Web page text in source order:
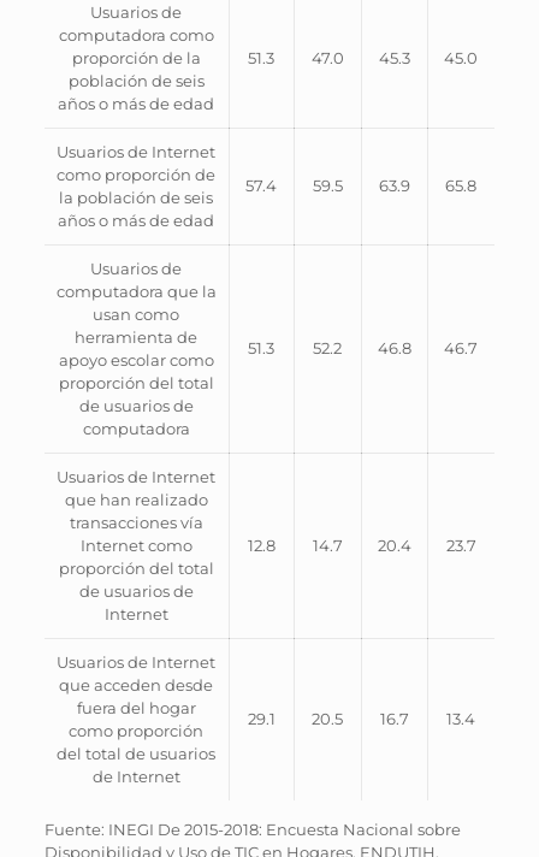
Usuarios de
computadora como
proporción de la
población de seis
años o más de edad
51.3 47.0 45.3 45.0
Usuarios de Internet
como proporción de
la población de seis
años o más de edad
57.4 59.5 63.9 65.8
Usuarios de
computadora que la
usan como
herramienta de
apoyo escolar como
proporción del total
de usuarios de
computadora
51.3 52.2 46.8 46.7
Usuarios de Internet
que han realizado
transacciones vía
Internet como
proporción del total
de usuarios de
Internet
12.8 14.7 20.4 23.7
Usuarios de Internet
que acceden desde
fuera del hogar
como proporción
del total de usuarios
de Internet
29.1 20.5 16.7 13.4
Fuente: INEGI De 2015-2018: Encuesta Nacional sobre
Disponibilidad y Uso de TIC en Hogares, ENDUTIH.